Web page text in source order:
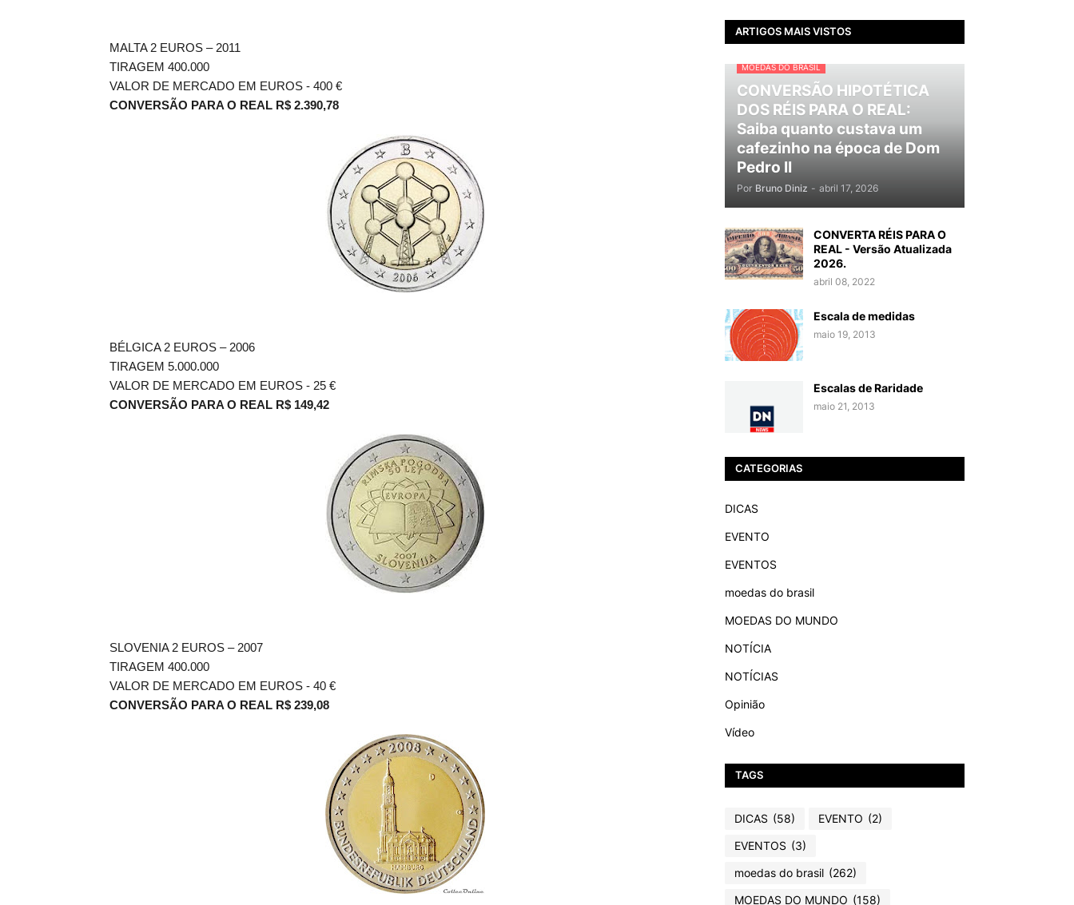
MALTA 2 EUROS – 2011
TIRAGEM 400.000
VALOR DE MERCADO EM EUROS - 400 €
CONVERSÃO PARA O REAL R$ 2.390,78
BÉLGICA 2 EUROS – 2006
TIRAGEM 5.000.000
VALOR DE MERCADO EM EUROS - 25 €
CONVERSÃO PARA O REAL R$ 149,42
SLOVENIA 2 EUROS – 2007
TIRAGEM 400.000
VALOR DE MERCADO EM EUROS - 40 €
CONVERSÃO PARA O REAL R$ 239,08
ARTIGOS MAIS VISTOS
MOEDAS DO BRASIL
CONVERSÃO HIPOTÉTICA
DOS RÉIS PARA O REAL:
Saiba quanto custava um
cafezinho na época de Dom
Pedro II
Por Bruno Diniz - abril 17, 2026
CONVERTA RÉIS PARA O
REAL - Versão Atualizada
2026.
abril 08, 2022
Escala de medidas
maio 19, 2013
Escalas de Raridade
maio 21, 2013
CATEGORIAS
DICAS
EVENTO
EVENTOS
moedas do brasil
MOEDAS DO MUNDO
NOTÍCIA
NOTÍCIAS
Opinião
Vídeo
TAGS
DICAS (58) EVENTO (2)
EVENTOS (3)
moedas do brasil (262)
MOEDAS DO MUNDO (158)